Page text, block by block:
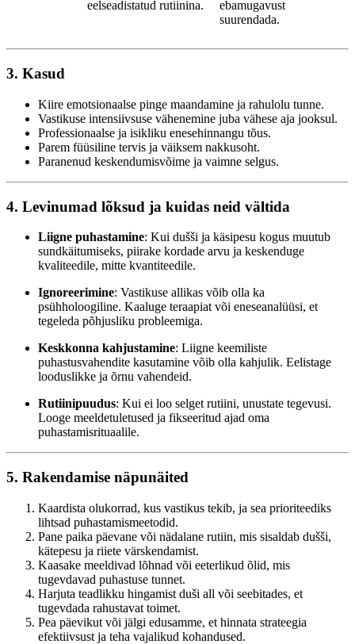
eelseadistatud rutiinina.
ebamugavust
suurendada.
3. Kasud
Kiire emotsionaalse pinge maandamine ja rahulolu tunne.
Vastikuse intensiivsuse vähenemine juba vähese aja jooksul.
Professionaalse ja isikliku enesehinnangu tõus.
Parem füüsiline tervis ja väiksem nakkusoht.
Paranenud keskendumisvõime ja vaimne selgus.
4. Levinumad lõksud ja kuidas neid vältida
Liigne puhastamine: Kui dušši ja käsipesu kogus muutub
sundkäitumiseks, piirake kordade arvu ja keskenduge
kvaliteedile, mitte kvantiteedile.
Ignoreerimine: Vastikuse allikas võib olla ka
psühholoogiline. Kaaluge teraapiat või eneseanalüüsi, et
tegeleda põhjusliku probleemiga.
Keskkonna kahjustamine: Liigne keemiliste
puhastusvahendite kasutamine võib olla kahjulik. Eelistage
looduslikke ja õrnu vahendeid.
Rutiinipuudus: Kui ei loo selget rutiini, unustate tegevusi.
Looge meeldetuletused ja fikseeritud ajad oma
puhastamisrituaalile.
5. Rakendamise näpunäited
Kaardista olukorrad, kus vastikus tekib, ja sea prioriteediks
lihtsad puhastamismeetodid.
Pane paika päevane või nädalane rutiin, mis sisaldab dušši,
kätepesu ja riiete värskendamist.
Kaasake meeldivad lõhnad või eeterlikud õlid, mis
tugevdavad puhastuse tunnet.
Harjuta teadlikku hingamist duši all või seebitades, et
tugevdada rahustavat toimet.
Pea päevikut või jälgi edusamme, et hinnata strateegia
efektiivsust ja teha vajalikud kohandused.